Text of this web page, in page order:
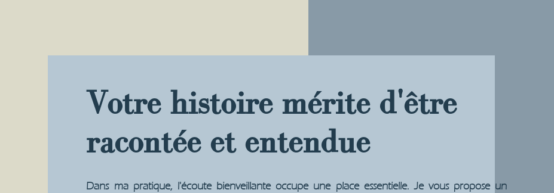
Votre histoire mérite d'être
racontée et entendue
Dans ma pratique, l'écoute bienveillante occupe une place essentielle. Je vous propose un